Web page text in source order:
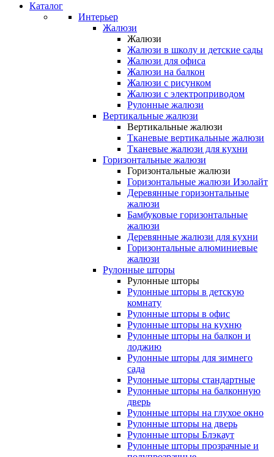
Каталог
Интерьер
Жалюзи
Жалюзи
Жалюзи в школу и детские сады
Жалюзи для офиса
Жалюзи на балкон
Жалюзи с рисунком
Жалюзи с электроприводом
Рулонные жалюзи
Вертикальные жалюзи
Вертикальные жалюзи
Тканевые вертикальные жалюзи
Тканевые жалюзи для кухни
Горизонтальные жалюзи
Горизонтальные жалюзи
Горизонтальные жалюзи Изолайт
Деревянные горизонтальные
жалюзи
Бамбуковые горизонтальные
жалюзи
Деревянные жалюзи для кухни
Горизонтальные алюминиевые
жалюзи
Рулонные шторы
Рулонные шторы
Рулонные шторы в детскую
комнату
Рулонные шторы в офис
Рулонные шторы на кухню
Рулонные шторы на балкон и
лоджию
Рулонные шторы для зимнего
сада
Рулонные шторы стандартные
Рулонные шторы на балконную
дверь
Рулонные шторы на глухое окно
Рулонные шторы на дверь
Рулонные шторы Блэкаут
Рулонные шторы прозрачные и